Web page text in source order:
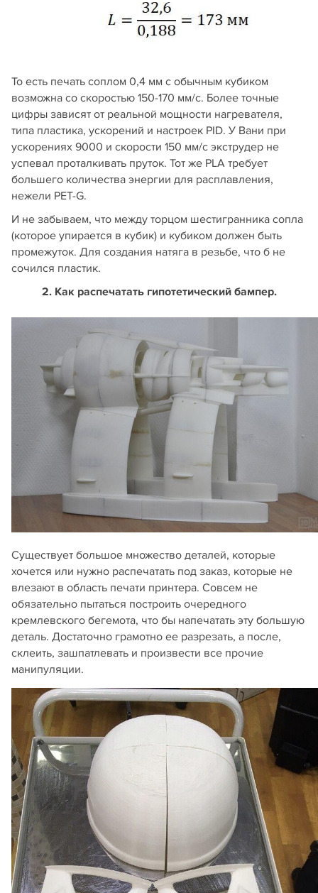
То есть печать соплом 0,4 мм с обычным кубиком
возможна со скоростью 150-170 мм/с. Более точные
цифры зависят от реальной мощности нагревателя,
типа пластика, ускорений и настроек PID. У Вани при
ускорениях 9000 и скорости 150 мм/с экструдер не
успевал проталкивать пруток. Тот же PLA требует
большего количества энергии для расплавления,
нежели PET-G.
И не забываем, что между торцом шестигранника сопла
(которое упирается в кубик) и кубиком должен быть
промежуток. Для создания натяга в резьбе, что б не
сочился пластик.
2. Как распечатать гипотетический бампер.
Существует большое множество деталей, которые
хочется или нужно распечатать под заказ, которые не
влезают в область печати принтера. Совсем не
обязательно пытаться построить очередного
кремлевского бегемота, что бы напечатать эту большую
деталь. Достаточно грамотно ее разрезать, а после,
склеить, зашпатлевать и произвести все прочие
манипуляции.